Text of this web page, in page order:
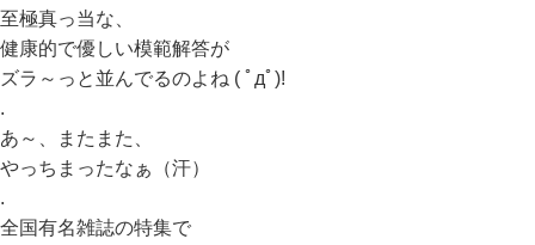
至極真っ当な、
健康的で優しい模範解答が
ズラ～っと並んでるのよね ( ﾟдﾟ)!
.
あ～、またまた、
やっちまったなぁ（汗）
.
全国有名雑誌の特集で